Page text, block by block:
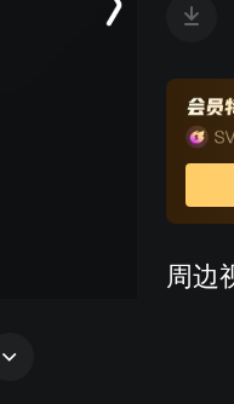
女顽强
神，深
士何生
勇，还
周边